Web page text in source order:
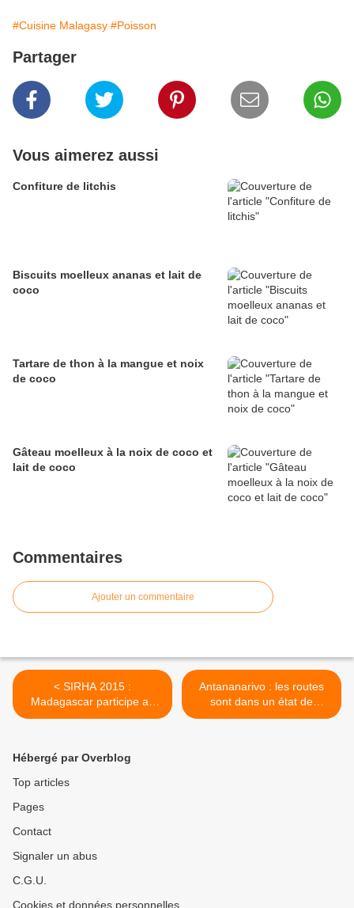
#Cuisine Malagasy #Poisson
Partager
Vous aimerez aussi
Confiture de litchis
Biscuits moelleux ananas et lait de
coco
Tartare de thon à la mangue et noix
de coco
Gâteau moelleux à la noix de coco et
lait de coco
Commentaires
Ajouter un commentaire
< SIRHA 2015 :
Madagascar participe au
plus grand concours
Antananarivo : les routes
sont dans un état de
délabrement avancé >
Hébergé par Overblog
Top articles
Pages
Contact
Signaler un abus
C.G.U.
Cookies et données personnelles